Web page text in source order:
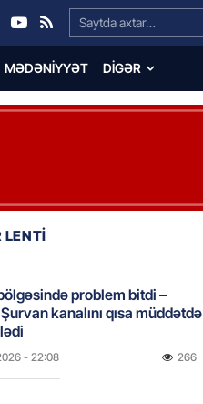
Search…
MƏDƏNIYYƏT DIGƏR
problem bitdi –
kanalını qısa müddətdə
- 22:08 266